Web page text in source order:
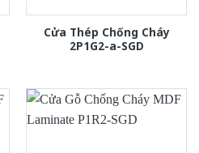
Cửa Thép Chống Cháy
2P1G2-a-SGD